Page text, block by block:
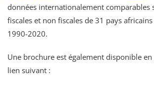
données internationalement comparables
fiscales et non fiscales de 31 pays
1990-2020.
Une brochure est également disponible
lien suivant :